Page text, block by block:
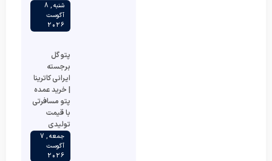
شنبه , 8
آگوست
2026
پتو گل
برجسته
ایرانی کاترینا
| خرید عمده
پتو مسافرتی
با قیمت
تولیدی
جمعه , 7
آگوست
2026